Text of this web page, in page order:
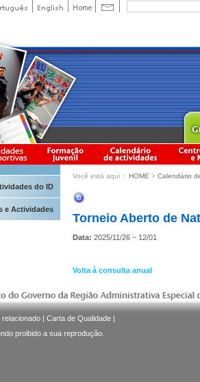
do ID
e Actividades
Você está aqui： HOME > Calendário
Torneio Aberto de
Data: 2025/11/26 ~ 12/01
Volta à consulta anual
relacionado | Carta de Qualidade |
proibido a sua reprodução.